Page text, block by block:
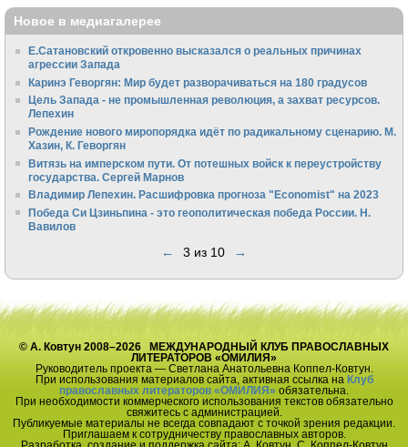
Новое в медиагалерее
Е.Сатановский откровенно высказался о реальных причинах
агрессии Запада
Каринэ Геворгян: Мир будет разворачиваться на 180 градусов
Цель Запада - не промышленная революция, а захват ресурсов.
Лепехин
Рождение нового миропорядка идёт по радикальному сценарию. М.
Хазин, К. Геворгян
Витязь на имперском пути. От потешных войск к переустройству
государства. Сергей Марнов
Владимир Лепехин. Расшифровка прогноза "Economist" на 2023
Победа Си Цзиньпина - это геополитическая победа России. Н.
Вавилов
← 3 из 10 →
© А. Ковтун 2008–2026 МЕЖДУНАРОДНЫЙ КЛУБ ПРАВОСЛАВНЫХ
ЛИТЕРАТОРОВ «ОМИЛИЯ»
Руководитель проекта — Светлана Анатольевна Коппел-Ковтун.
При использования материалов сайта, активная ссылка на Клуб
православных литераторов «ОМИЛИЯ» обязательна.
При необходимости коммерческого использования текстов обязательно
свяжитесь с администрацией.
Публикуемые материалы не всегда совпадают с точкой зрения редакции.
Приглашаем к сотрудничеству православных авторов.
Разработка, создание и поддержка сайта: А. Ковтун, С. Коппел-Ковтун